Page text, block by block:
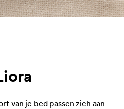
van je bed passen zich aan